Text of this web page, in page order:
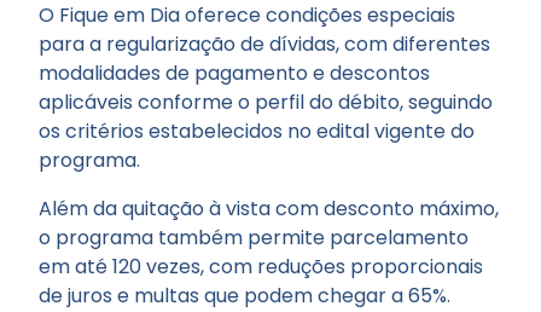
O Fique em Dia oferece condições especiais
para a regularização de dívidas, com diferentes
modalidades de pagamento e descontos
aplicáveis conforme o perfil do débito, seguindo
os critérios estabelecidos no edital vigente do
programa.
Além da quitação à vista com desconto máximo,
o programa também permite parcelamento
em até 120 vezes, com reduções proporcionais
de juros e multas que podem chegar a 65%.